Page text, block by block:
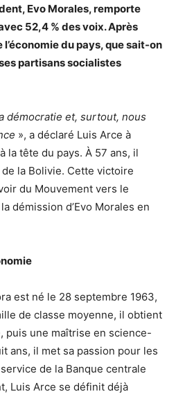
Evo Morales, remporte
52,4 % des voix. Après
du pays, que sait-on
partisans socialistes
démocratie et, surtout, nous
», a déclaré Luis Arce à
la tête du pays. À 57 ans, il
la Bolivie. Cette victoire
du Mouvement vers le
démission d’Evo Morales en
est né le 28 septembre 1963,
de classe moyenne, il obtient
puis une maîtrise en science-
ans, il met sa passion pour les
de la Banque centrale
Luis Arce se définit déjà